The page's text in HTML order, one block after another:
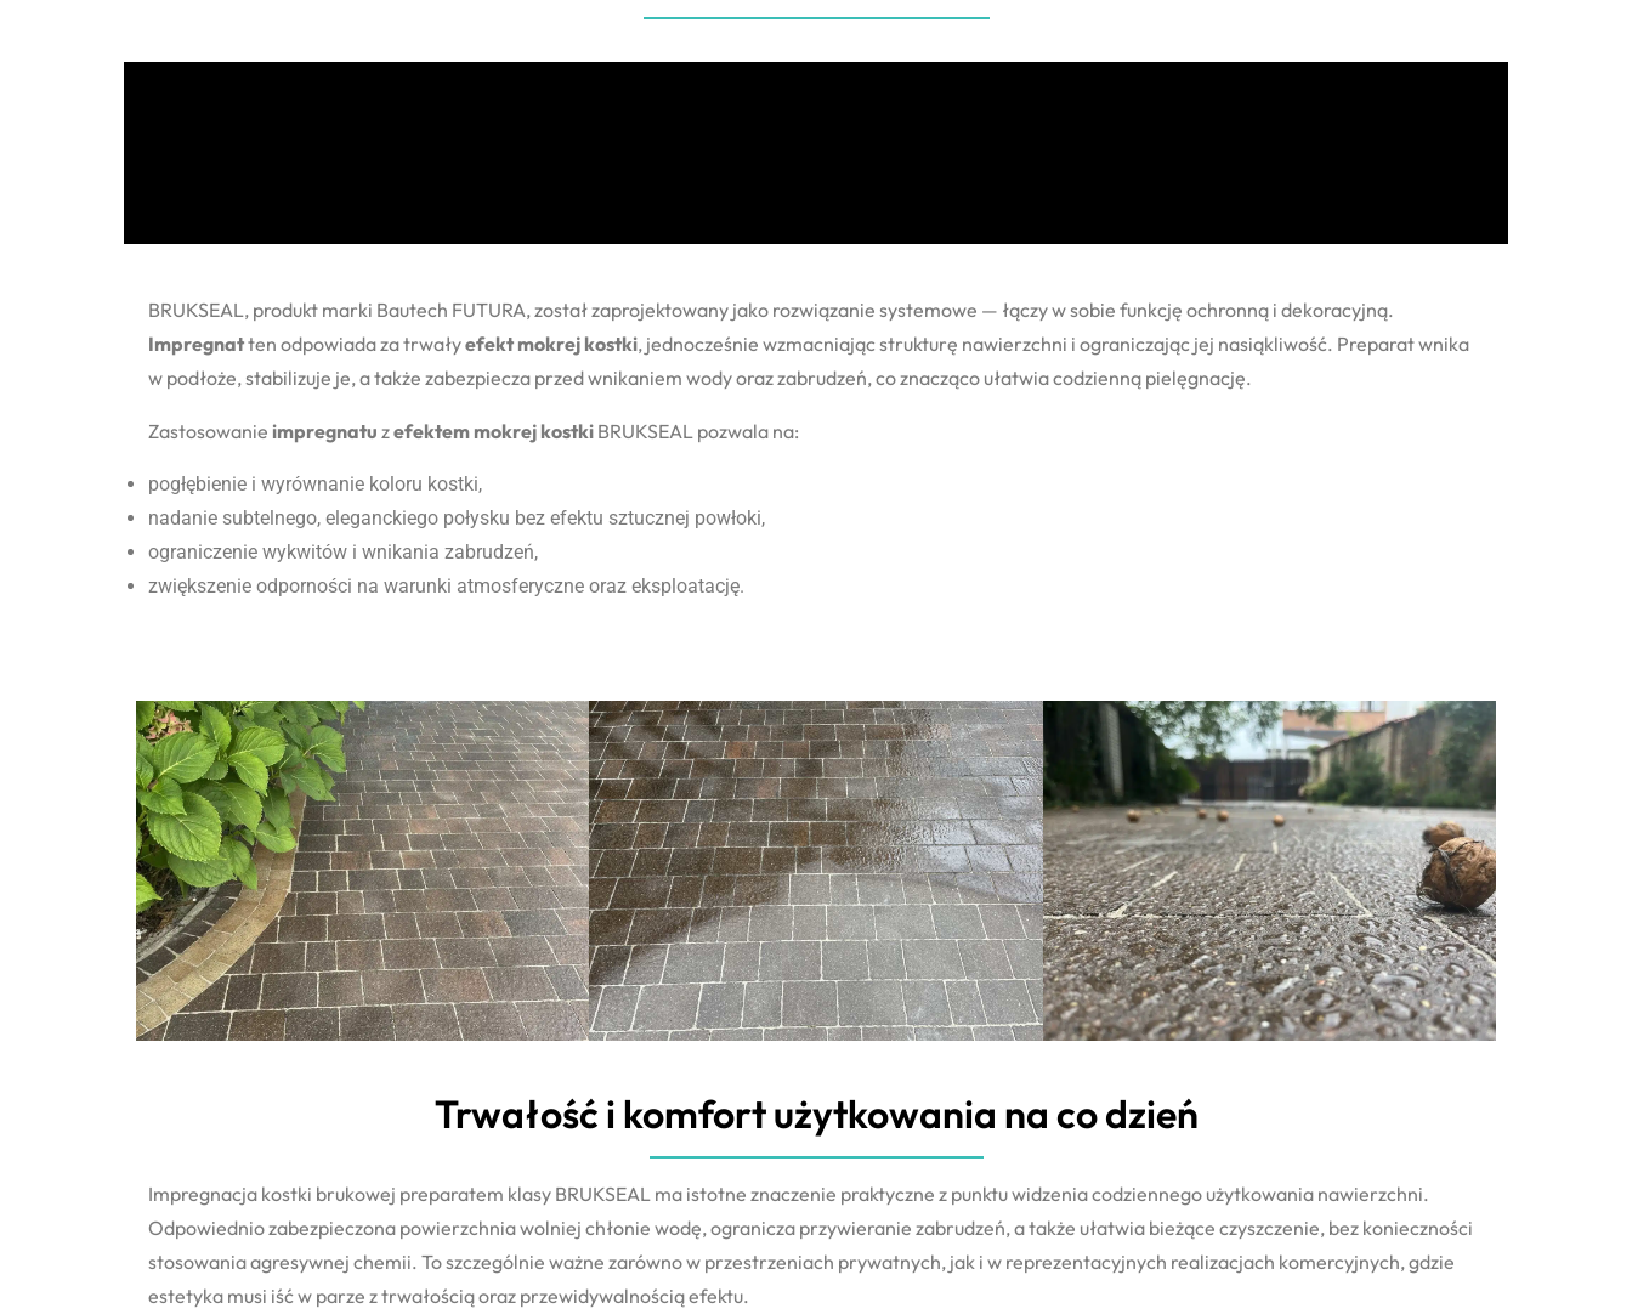
BRUKSEAL, produkt marki Bautech FUTURA, został zaprojektowany jako rozwiązanie systemowe — łączy w sobie funkcję ochronną i dekoracyjną.
Impregnatten odpowiada za trwałyefekt mokrej kostki, jednocześnie wzmacniając strukturę nawierzchni i ograniczając jej nasiąkliwość. Preparat wnika
w podłoże, stabilizuje je, a także zabezpiecza przed wnikaniem wody oraz zabrudzeń, co znacząco ułatwia codzienną pielęgnację.
Zastosowanie impregnatu zefektem mokrej kostki BRUKSEAL pozwala na:
pogłębienie i wyrównanie koloru kostki,
nadanie subtelnego, eleganckiego połysku bez efektu sztucznej powłoki,
ograniczenie wykwitów i wnikania zabrudzeń,
zwiększenie odporności na warunki atmosferyczne oraz eksploatację.
Trwałość i komfort użytkowania na co dzień
Impregnacja kostki brukowej preparatem klasy BRUKSEAL ma istotne znaczenie praktyczne z punktu widzenia codziennego użytkowania nawierzchni.
Odpowiednio zabezpieczona powierzchnia wolniej chłonie wodę, ogranicza przywieranie zabrudzeń, a także ułatwia bieżące czyszczenie, bez konieczności
stosowania agresywnej chemii. To szczególnie ważne zarówno w przestrzeniach prywatnych, jak i w reprezentacyjnych realizacjach komercyjnych, gdzie
estetyka musi iść w parze z trwałością oraz przewidywalnością efektu.